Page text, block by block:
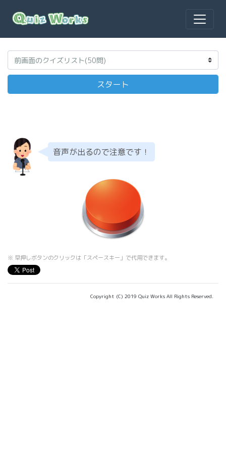
音声が出るので注意です！
※ 早押しボタンのクリックは「スペースキー」で代用できます。
Copyright (C) 2019 Quiz Works All Rights Reserved.